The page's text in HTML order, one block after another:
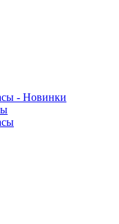
- Новинки